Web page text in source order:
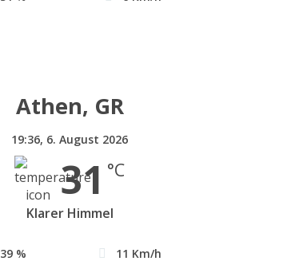
Athen, GR
19:36, 6. August 2026
31 °C
Klarer Himmel
39 % 11 Km/h